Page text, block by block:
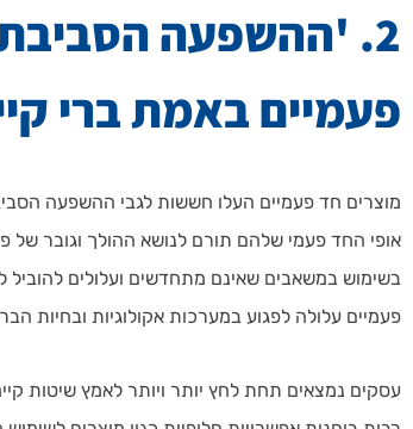
2. 'ההשפעה
פעמיים באמת ברי
מוצרים חד פעמיים העלו חששות לגבי ההשפעה
אופי החד פעמי שלהם תורם לנושא ההולך וגובר של
בשימוש במשאבים שאינם מתחדשים ועלולים
פעמיים עלולה לפגוע במערכות אקולוגיות ובחיות
עסקים נמצאים תחת לחץ יותר ויותר לאמץ שיטות